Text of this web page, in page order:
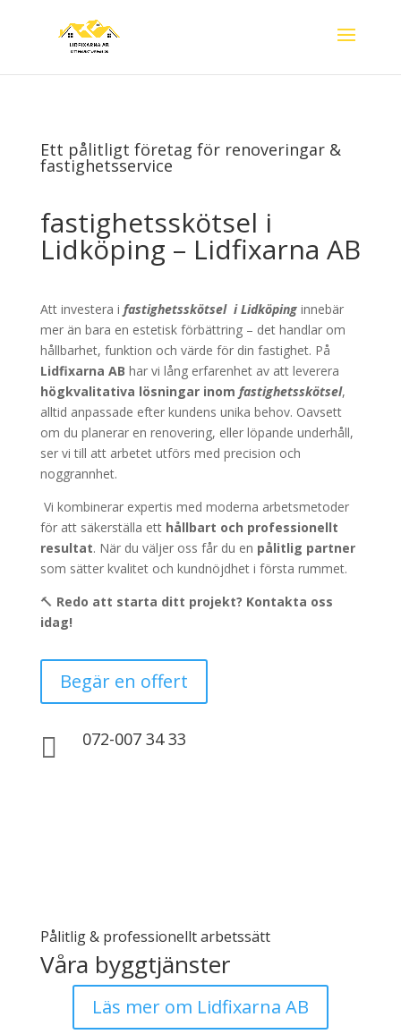
Ett pålitligt företag för renoveringar &
fastighetsservice
fastighetsskötsel i
Lidköping – Lidfixarna AB
Att investera i fastighetsskötsel i Lidköpinginnebär
mer än bara en estetisk förbättring – det handlar om
hållbarhet, funktion och värde för din fastighet. På
Lidfixarna AB har vi lång erfarenhet av att leverera
högkvalitativa lösningar inom fastighetsskötsel,
alltid anpassade efter kundens unika behov. Oavsett
om du planerar en renovering, eller löpande underhåll,
ser vi till att arbetet utförs med precision och
noggrannhet.
Vi kombinerar expertis med moderna arbetsmetoder
för att säkerställa ett hållbart och professionellt
resultat. När du väljer oss får du en pålitlig partner
som sätter kvalitet och kundnöjdhet i första rummet.
🔨 Redo att starta ditt projekt? Kontakta oss
idag!
Begär en offert
 072-007 34 33
Pålitlig & professionellt arbetssätt
Våra byggtjänster
Läs mer om Lidfixarna AB